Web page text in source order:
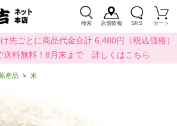
検索 店舗情報 SNS カート
先ごとに商品代金合計 6,480円（税込価格）
送料無料！8月末まで 詳しくはこちら
産品 米